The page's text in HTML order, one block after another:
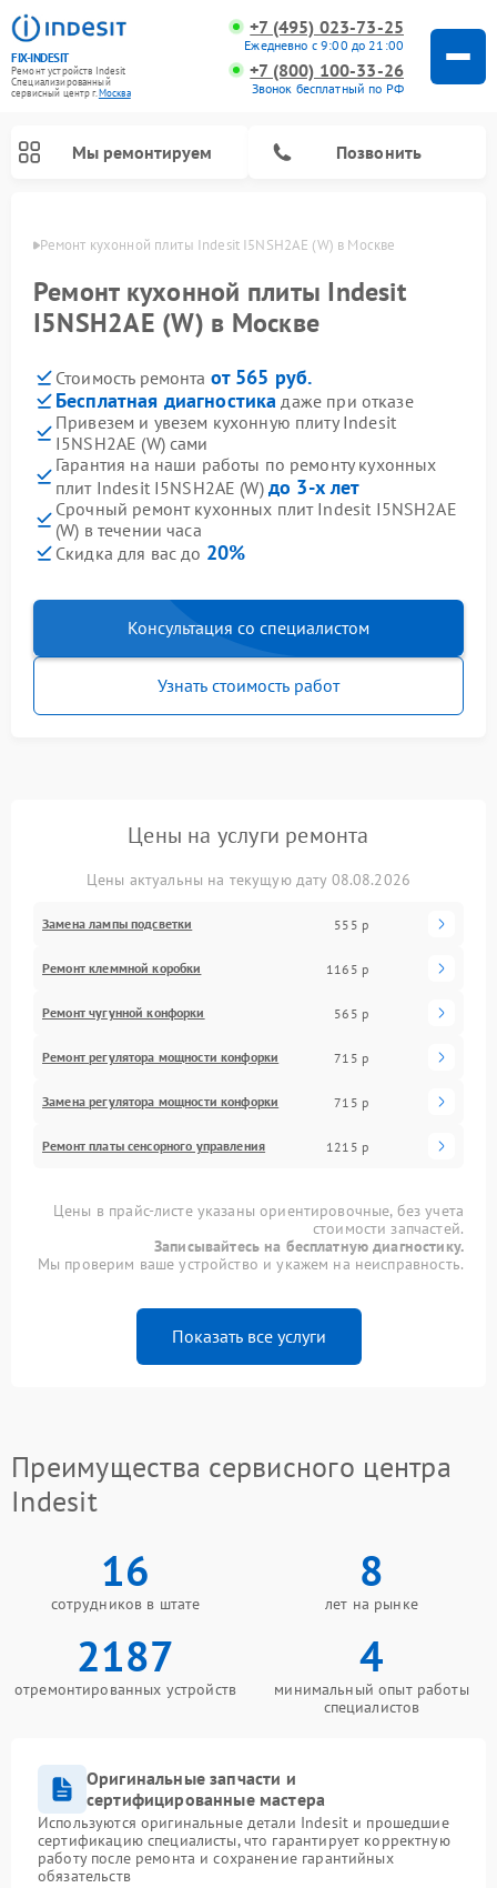
FIX-INDESIT
Ремонт устройств Indesit
Специализированный
cервисный центр г.Москва
+7 (495) 023-73-25
Ежедневно с 9:00 до 21:00
+7 (800) 100-33-26
Звонок бесплатный по РФ
Мы ремонтируем Позвонить
Ремонт кухонной плиты Indesit I5NSH2AE (W) в Москве
Ремонт кухонной плиты Indesit
I5NSH2AE (W) в Москве
Стоимость ремонта от 565 руб.
Бесплатная диагностика даже при отказе
Привезем и увезем кухонную плиту Indesit
I5NSH2AE (W) сами
Гарантия на наши работы по ремонту кухонных
плит Indesit I5NSH2AE (W) до 3-х лет
Срочный ремонт кухонных плит Indesit I5NSH2AE
(W) в течении часа
Скидка для вас до 20%
Консультация со специалистом
Узнать стоимость работ
Цены на услуги ремонта
Цены актуальны на текущую дату 08.08.2026
Замена лампы подсветки 555 р
Ремонт клеммной коробки 1165 р
Ремонт чугунной конфорки 565 р
Ремонт регулятора мощности конфорки 715 р
Замена регулятора мощности конфорки 715 р
Ремонт платы сенсорного управления 1215 р
Цены в прайс-листе указаны ориентировочные, без учета
стоимости запчастей.
Записывайтесь на бесплатную диагностику.
Мы проверим ваше устройство и укажем на неисправность.
Показать все услуги
Преимущества сервисного центра
Indesit
16
сотрудников в штате
8
лет на рынке
2187
отремонтированных устройств
4
минимальный опыт работы
специалистов
Оригинальные запчасти и
сертифицированные мастера
Используются оригинальные детали Indesit и прошедшие
сертификацию специалисты, что гарантирует корректную
работу после ремонта и сохранение гарантийных
обязательств